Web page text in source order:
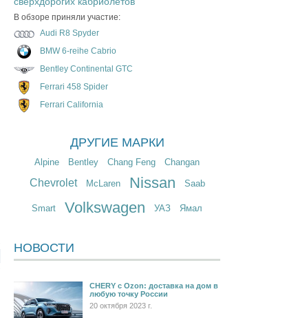
В обзоре приняли участие:
Audi R8 Spyder
BMW 6-reihe Cabrio
Bentley Continental GTC
Ferrari 458 Spider
Ferrari California
ДРУГИЕ МАРКИ
Alpine Bentley Chang Feng Changan
Chevrolet McLaren Nissan Saab
Smart Volkswagen УАЗ Ямал
НОВОСТИ
CHERY c Ozon: доставка на дом в
любую точку России
20 октября 2023 г.